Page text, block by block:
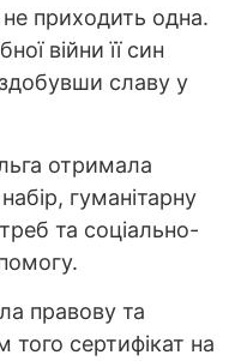
не приходить одна.
війни її син
славу у
отримала
гуманітарну
та соціально-
правову та
того сертифікат на